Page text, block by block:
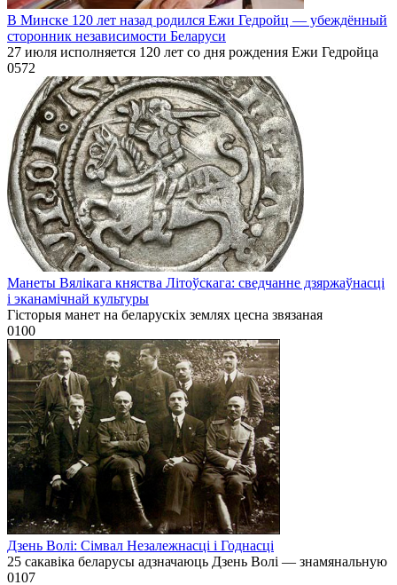
В Минске 120 лет назад родился Ежи Гедройц — убеждённый
сторонник независимости Беларуси
27 июля исполняется 120 лет со дня рождения Ежи Гедройца
0572
Манеты Вялікага княства Літоўскага: сведчанне дзяржаўнасці
і эканамічнай культуры
Гісторыя манет на беларускіх землях цесна звязаная
0100
Дзень Волі: Сімвал Незалежнасці і Годнасці
25 сакавіка беларусы адзначаюць Дзень Волі — знамянальную
0107